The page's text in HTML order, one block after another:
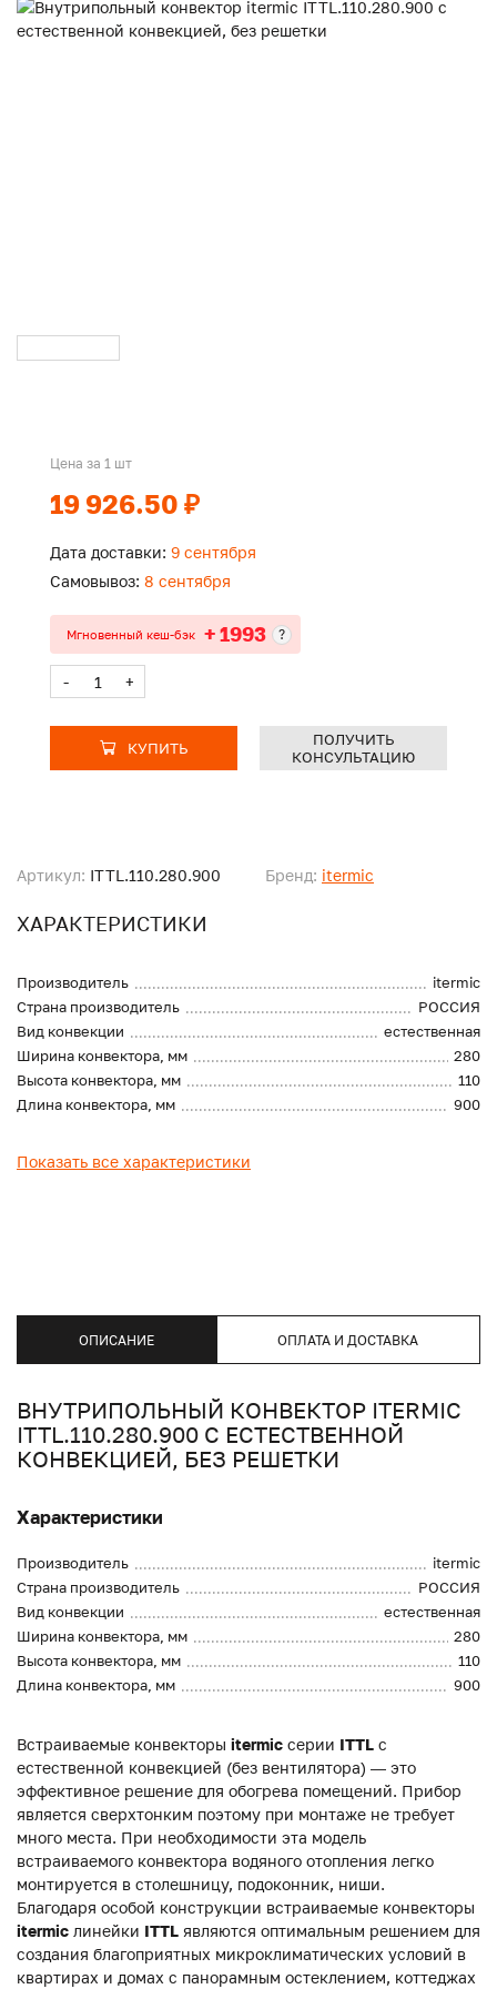
Артикул: ITTL.110.280.900 Бренд: itermic
ХАРАКТЕРИСТИКИ
Производитель
itermic
Страна производитель
РОССИЯ
Вид конвекции
естественная
Ширина конвектора, мм
280
Высота конвектора, мм
110
Длина конвектора, мм
900
Показать все характеристики
Цена за 1 шт
19 926.50 ₽
Дата доставки: 9 сентября
Самовывоз: 8 сентября
Мгновенный кеш-бэк + 1993 ?
- +
КУПИТЬ
ПОЛУЧИТЬ
КОНСУЛЬТАЦИЮ
ОПИСАНИЕ ОПЛАТА И ДОСТАВКА
ВНУТРИПОЛЬНЫЙ КОНВЕКТОР ITERMIC
ITTL.110.280.900 С ЕСТЕСТВЕННОЙ
КОНВЕКЦИЕЙ, БЕЗ РЕШЕТКИ
Характеристики
Производитель
itermic
Страна производитель
РОССИЯ
Вид конвекции
естественная
Ширина конвектора, мм
280
Высота конвектора, мм
110
Длина конвектора, мм
900
Встраиваемые конвекторы itermic серии ITTL с
естественной конвекцией (без вентилятора) — это
эффективное решение для обогрева помещений. Прибор
является сверхтонким поэтому при монтаже не требует
много места. При необходимости эта модель
встраиваемого конвектора водяного отопления легко
монтируется в столешницу, подоконник, ниши.
Благодаря особой конструкции встраиваемые конвекторы
itermic линейки ITTL являются оптимальным решением для
создания благоприятных микроклиматических условий в
квартирах и домах с панорамным остеклением, коттеджах